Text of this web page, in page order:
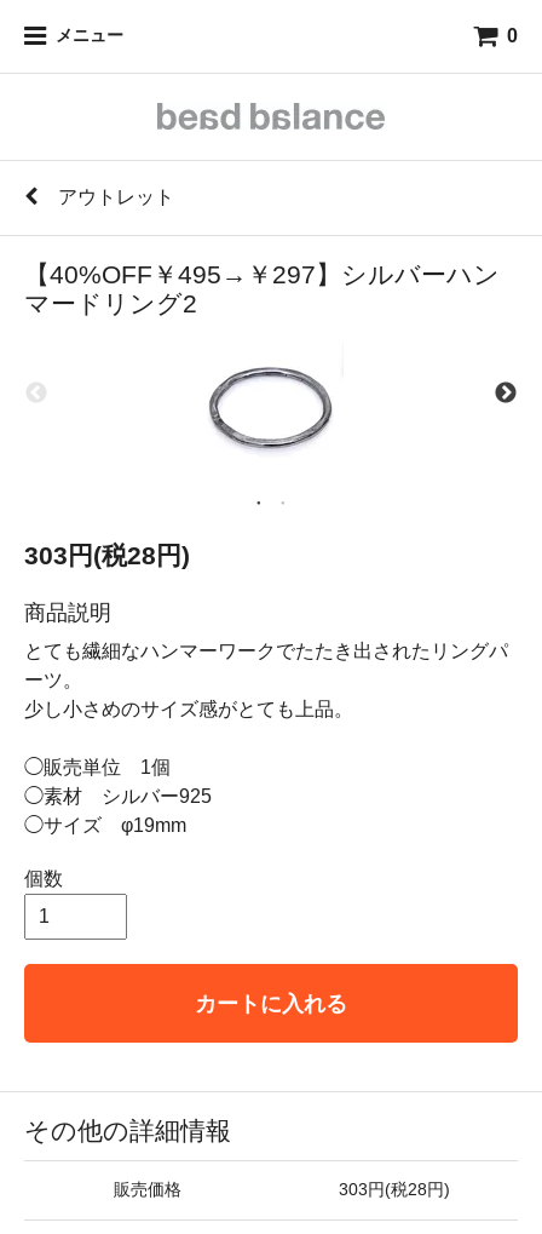
メニュー 0
アウトレット
【40%OFF￥495→￥297】シルバーハン
マードリング2
303円(税28円)
商品説明
とても繊細なハンマーワークでたたき出されたリングパ
ーツ。
少し小さめのサイズ感がとても上品。
◯販売単位 1個
◯素材 シルバー925
◯サイズ φ19mm
個数
カートに入れる
その他の詳細情報
販売価格 303円(税28円)